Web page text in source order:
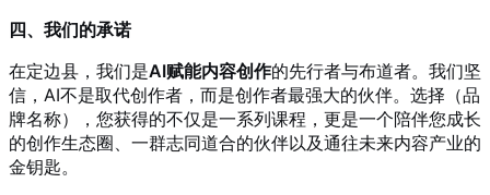
四、我们的承诺
在定边县，我们是AI赋能内容创作的先行者与布道者。我们坚
信，AI不是取代创作者，而是创作者最强大的伙伴。选择（品
牌名称），您获得的不仅是一系列课程，更是一个陪伴您成长
的创作生态圈、一群志同道合的伙伴以及通往未来内容产业的
金钥匙。